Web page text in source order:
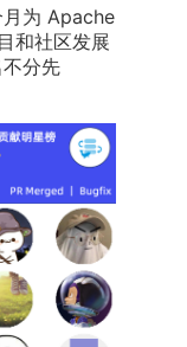
为 Apache
和社区发展
分先